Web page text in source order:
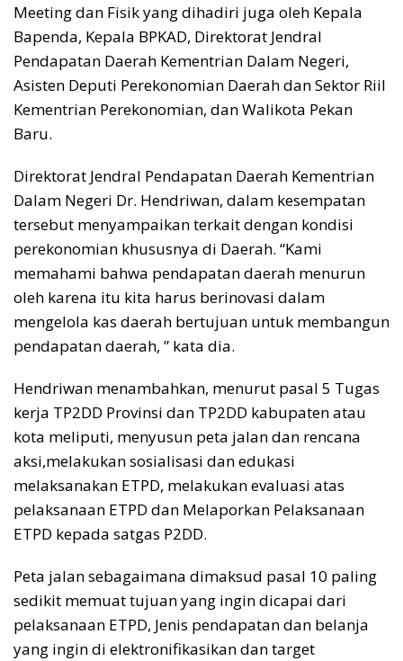
Meeting dan Fisik yang dihadiri juga oleh Kepala
Bapenda, Kepala BPKAD, Direktorat Jendral
Pendapatan Daerah Kementrian Dalam Negeri,
Asisten Deputi Perekonomian Daerah dan Sektor Riil
Kementrian Perekonomian, dan Walikota Pekan
Baru.
Direktorat Jendral Pendapatan Daerah Kementrian
Dalam Negeri Dr. Hendriwan, dalam kesempatan
tersebut menyampaikan terkait dengan kondisi
perekonomian khususnya di Daerah. “Kami
memahami bahwa pendapatan daerah menurun
oleh karena itu kita harus berinovasi dalam
mengelola kas daerah bertujuan untuk membangun
pendapatan daerah, ” kata dia.
Hendriwan menambahkan, menurut pasal 5 Tugas
kerja TP2DD Provinsi dan TP2DD kabupaten atau
kota meliputi, menyusun peta jalan dan rencana
aksi,melakukan sosialisasi dan edukasi
melaksanakan ETPD, melakukan evaluasi atas
pelaksanaan ETPD dan Melaporkan Pelaksanaan
ETPD kepada satgas P2DD.
Peta jalan sebagaimana dimaksud pasal 10 paling
sedikit memuat tujuan yang ingin dicapai dari
pelaksanaan ETPD, Jenis pendapatan dan belanja
yang ingin di elektronifikasikan dan target